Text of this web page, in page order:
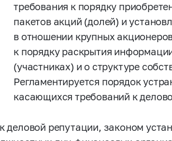
требования к порядку
пакетов акций (долей) и
в отношении крупных
к порядку раскрытия
(участниках) и о структуре
Регламентируется порядок
касающихся требований к
деловой репутации, законом